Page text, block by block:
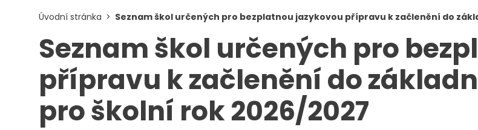
Úvodní stránka Seznam škol určených pro bezplatnou jazykovou přípravu k začlenění do
Seznam škol určených pro
přípravu k začlenění do
pro školní rok 2026/2027